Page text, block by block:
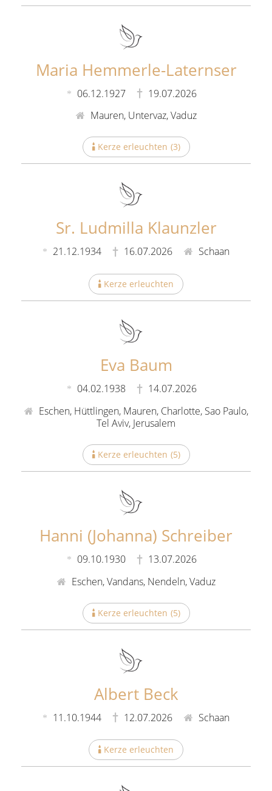
Maria Hemmerle-Laternser
06.12.1927
19.07.2026
Mauren, Untervaz, Vaduz
Kerze erleuchten (3)
Sr. Ludmilla Klaunzler
21.12.1934 16.07.2026 Schaan
Kerze erleuchten (1
Eva Baum
04.02.1938
14.07.2026
Eschen, Hüttlingen, Mauren, Charlotte, Sao Paulo,
Tel Aviv, Jerusalem
Kerze erleuchten (5)
Hanni (Johanna) Schreiber
09.10.1930
13.07.2026
Eschen, Vandans, Nendeln, Vaduz
Kerze erleuchten (5)
Albert Beck
11.10.1944 12.07.2026 Schaan
Kerze erleuchten (2